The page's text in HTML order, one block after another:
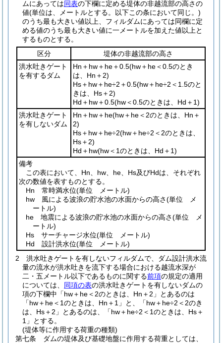
ムにあっては同表の下欄に定める堤体の非越流部の高さの
値(単位は、メートルとする。以下この条において同じ。)
のうち最も大きい値以上、フィルダムにあっては同欄に定
める値のうち最も大きい値に一メートルを加えた値以上と
するものとする。
区分
堤体の非越流部の高さ
洪水吐きゲート
を有するダム
Hn＋hw＋he＋0.5(hw＋he＜0.5のとき
は、 Hn＋2)
Hs＋hw＋he÷2＋0.5(hw＋he÷2＜1.5のと
きは、 Hs＋2)
Hd＋hw＋0.5(hw＜0.5のときは、 Hd＋1)
洪水吐きゲート
を有しないダム
Hn＋hw＋he(hw＋he＜2のときは、 Hn＋
2)
Hs＋hw＋he÷2(hw＋he÷2＜2のときは、
Hs＋2)
Hd＋hw(hw＜1のときは、 Hd＋1)
備考
この表において、Hn、hw、he、Hs及びHdは、それぞれ
次の数値を表すものとする。
Hn 常時満水位(単位 メートル)
hw 風による波浪の貯水池の水面からの高さ(単位 メ
ートル)
he 地震による波浪の貯水池の水面からの高さ(単位 メ
ートル)
Hs サーチャージ水位(単位 メートル)
Hd 設計洪水位(単位 メートル)
2
洪水吐きゲートを有しないフィルダムで、ダム設計洪水流
量の流水が洪水吐きを流下する場合における越流水深が
二・五メートル以下であるものに関する前項の規定の適用
については、 同項の表の洪水吐きゲートを有しないダムの
項の下欄中「hw＋he＜2のときは 、Hn＋2 」とあるのは
「hw＋he＜1のときは、 Hn＋1 」と、「hw＋he÷2＜2のき
は、 Hs＋2 」とあるのは、「hw＋he÷2＜1のときは、 Hs＋
1 」とする。
(堤体等に作用する荷重の種類)
第七条
ダムの堤体及び基礎地盤に作用する荷重としては、